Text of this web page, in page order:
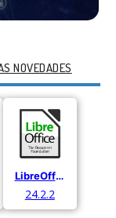
NOVEDADES
LibreOffice
24.2.2